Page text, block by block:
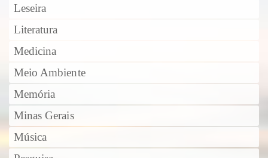
Leseira
Literatura
Medicina
Meio Ambiente
Memória
Minas Gerais
Música